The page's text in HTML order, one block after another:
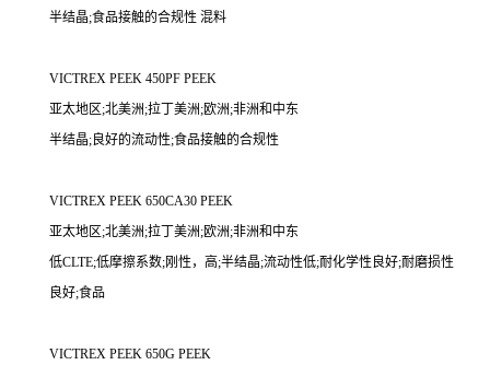
半结晶;食品接触的合规性 混料
VICTREX PEEK 450PF PEEK
亚太地区;北美洲;拉丁美洲;欧洲;非洲和中东
半结晶;良好的流动性;食品接触的合规性
VICTREX PEEK 650CA30 PEEK
亚太地区;北美洲;拉丁美洲;欧洲;非洲和中东
低CLTE;低摩擦系数;刚性，高;半结晶;流动性低;耐化学性良好;耐磨损性
良好;食品
VICTREX PEEK 650G PEEK